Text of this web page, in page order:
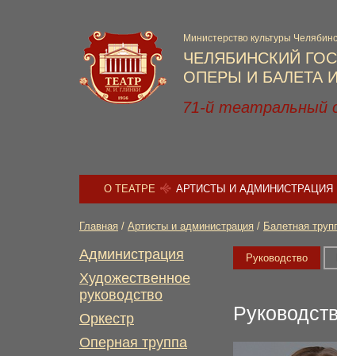
ЧЕЛЯБИНСКИЙ
ОПЕРЫ И БАЛЕТА
Министерство культуры
71-й театральный
О ТЕАТРЕ АРТИСТЫ И АДМИНИСТРАЦИЯ
Главная / Артисты и администрация / Балетная
Администрация
Художественное
руководство
Оркестр
Оперная труппа
Руководство